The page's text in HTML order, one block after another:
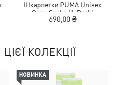
Шкарпетки PUMA Unisex
Crew Socks (1-Pack)
690,00 ₴
КОЛЕКЦІЇ
НОВИНКА